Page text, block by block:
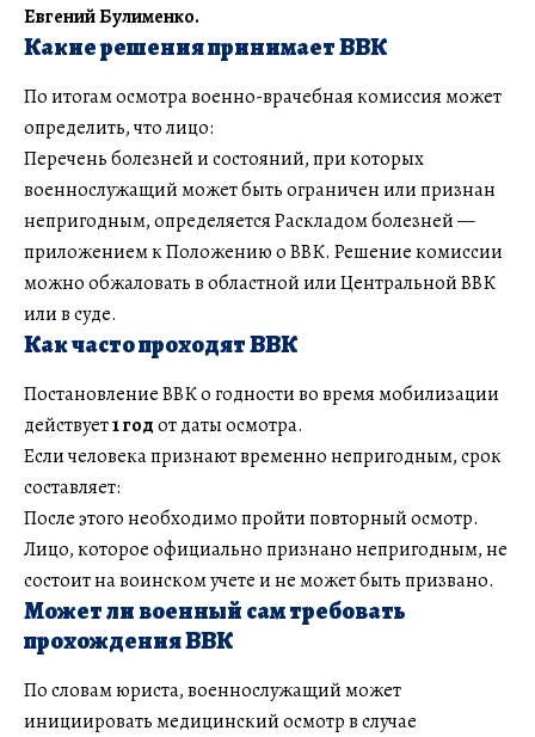
Евгений Булименко.
Какие решения принимает ВВК
По итогам осмотра военно-врачебная комиссия может
определить, что лицо:
Перечень болезней и состояний, при которых
военнослужащий может быть ограничен или признан
непригодным, определяется Раскладом болезней —
приложением к Положению о ВВК. Решение комиссии
можно обжаловать в областной или Центральной ВВК
или в суде.
Как часто проходят ВВК
Постановление ВВК о годности во время мобилизации
действует1 годот даты осмотра.
Если человека признают временно непригодным, срок
составляет:
После этого необходимо пройти повторный осмотр.
Лицо, которое официально признано непригодным, не
состоит на воинском учете и не может быть призвано.
Может ли военный сам требовать
прохождения ВВК
По словам юриста, военнослужащий может
инициировать медицинский осмотр в случае